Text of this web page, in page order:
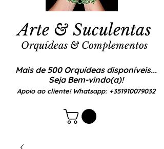
Mais de 500 Orquídeas disponíveis...
Seja Bem-vindo(a)!
Apoio ao cliente! Whatsapp: +351910079032
Arte & Suculentas
Orquídeas & Complementos